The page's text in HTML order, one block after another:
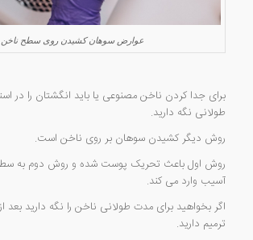
عوارض سوهان کشیدن روی سطح ناخن
برای جدا کردن ناخن مصنوعی یا باید انگشتان را در
طولانی نگه دارید.
روش دیگر کشیدن سوهان بر روی ناخن است.
روش اول باعث تحریک پوست شده و روش دوم به
آسیب وارد می کند.
ترمیم دارید.